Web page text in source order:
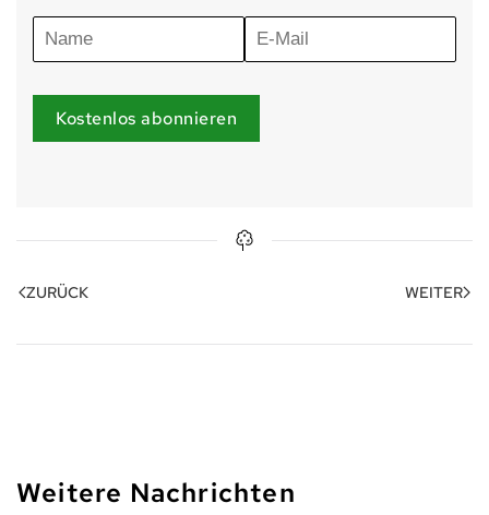
Kostenlos abonnieren
ZURÜCK WEITER
Weitere Nachrichten